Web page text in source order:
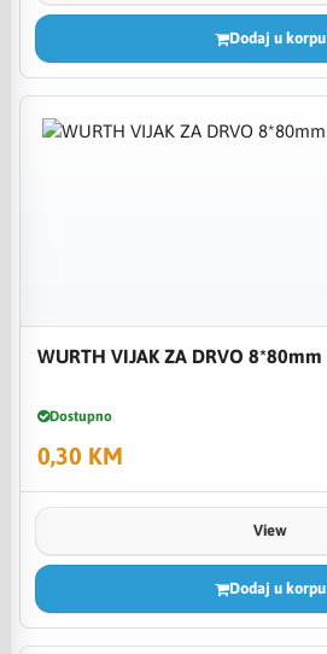
Dodaj u korpu
WURTH VIJAK ZA DRVO 8*80mm
Dostupno
0,30 KM
View
Dodaj u korpu